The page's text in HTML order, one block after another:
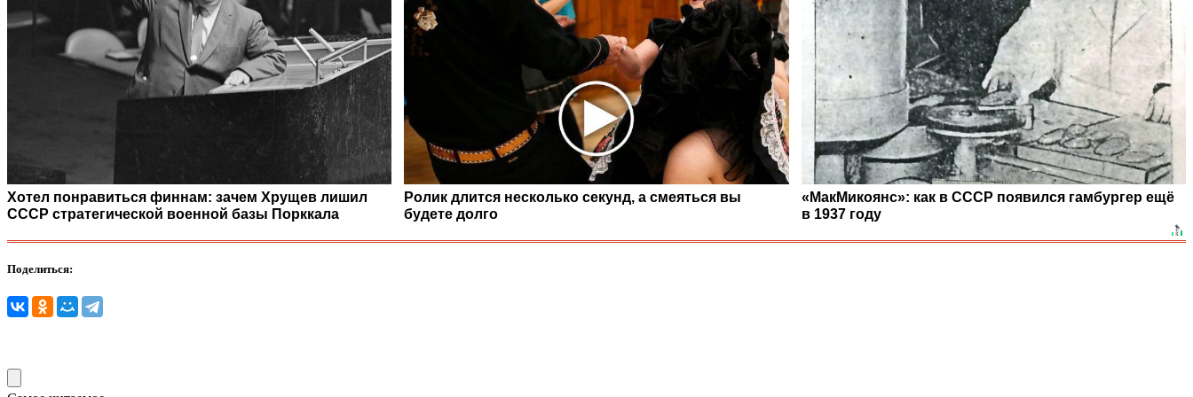
Хотел понравиться финнам: зачем Хрущев лишил
СССР стратегической военной базы Порккала
Ролик длится несколько секунд, а смеяться вы
будете долго
«МакМикоянс»: как в СССР появился гамбургер ещё
в 1937 году
Поделиться: